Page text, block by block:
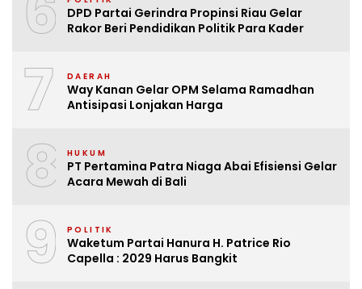
DPD Partai Gerindra Propinsi Riau Gelar
Rakor Beri Pendidikan Politik Para Kader
7 DAERAH
Way Kanan Gelar OPM Selama Ramadhan
Antisipasi Lonjakan Harga
8 HUKUM
PT Pertamina Patra Niaga Abai Efisiensi Gelar
Acara Mewah di Bali
9 POLITIK
Waketum Partai Hanura H. Patrice Rio
Capella : 2029 Harus Bangkit